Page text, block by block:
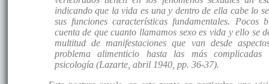
indicando que la vida es una y dentro de ella cabe lo
sus funciones características fundamentales. Pocos
cuenta de que cuanto llamamos sexo es vida y ello se
multitud de manifestaciones que van desde
problema alimenticio hasta las más complicadas
psicología (Lazarte, abril 1940, pp. 36-37).